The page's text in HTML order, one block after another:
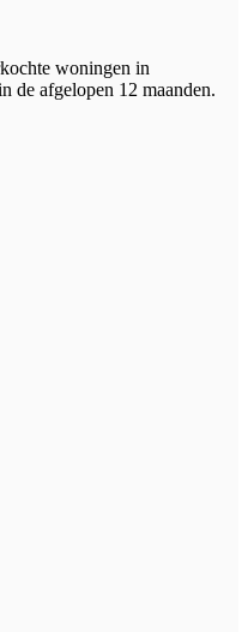
woningen in
de afgelopen 12 maanden.